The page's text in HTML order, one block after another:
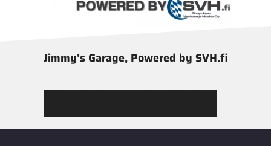
Jimmy’s Garage, Powered by SVH.fi